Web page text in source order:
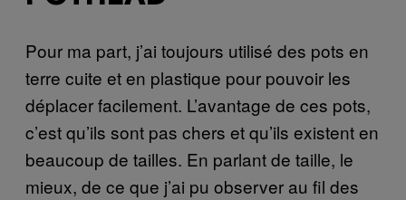
Pour ma part, j’ai toujours utilisé des pots en
terre cuite et en plastique pour pouvoir les
déplacer facilement. L’avantage de ces pots,
c’est qu’ils sont pas chers et qu’ils existent en
beaucoup de tailles. En parlant de taille, le
mieux, de ce que j’ai pu observer au fil des